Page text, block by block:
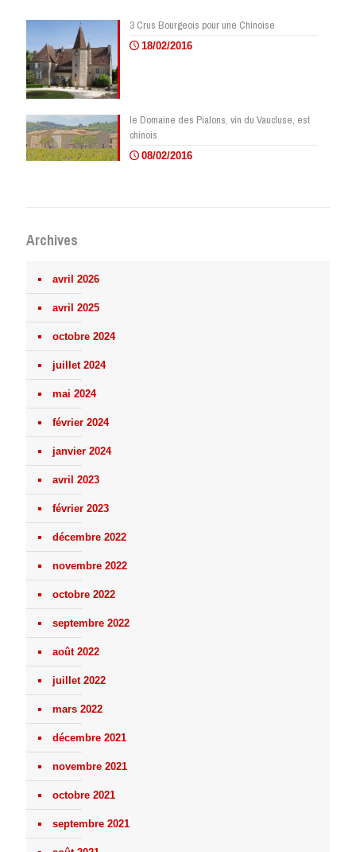
3 Crus Bourgeois pour une Chinoise
18/02/2016
le Domaine des Pialons, vin du Vaucluse, est
chinois
08/02/2016
Archives
avril 2026
avril 2025
octobre 2024
juillet 2024
mai 2024
février 2024
janvier 2024
avril 2023
février 2023
décembre 2022
novembre 2022
octobre 2022
septembre 2022
août 2022
juillet 2022
mars 2022
décembre 2021
novembre 2021
octobre 2021
septembre 2021